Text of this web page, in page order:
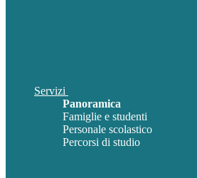
Servizi
Panoramica
Famiglie e studenti
Personale scolastico
Percorsi di studio